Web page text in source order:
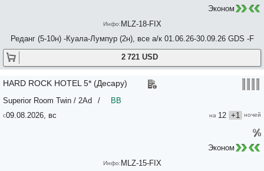
THE MAJESTIC KUALA LUMPUR 5*
THE PACIFIC SUTERA HOTEL 5*
THE RITZ CARLTON 5*
THE RIYAZ LAVANYA LANGKAWI 5*
THE RUMA HOTEL & RESIDENCES 5*
THE ST. REGIS LANGKAWI 5*
THE TAARAS 5*
THE WESTIN DESARU COAST RESORT 5*
THE WESTIN KUALA LUMPUR 5*
THE WESTIN LANGKAWI RESORT & SPA 5*
TOUR THREE COUNTRIES. THREE STORIES Тур
Реданг (5-10н) -Куала-Лумпур (2н), все а/к 01.06.26-30.09.26 GDS -F
2 721 USD
MLZ-18-FIX
Эконом
09.08.2026, вс 12 +1
HARD ROCK HOTEL 5* (Десару)
/ BB
Superior Room Twin / 2Ad
MLZ-15-FIX
Эконом